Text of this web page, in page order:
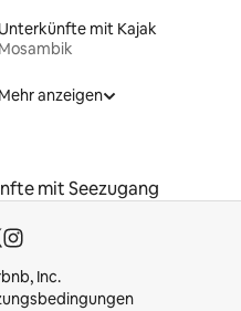
Unterkünfte mit Kajak
Mosambik
Mehr anzeigen
mit Seezugang
Inc.